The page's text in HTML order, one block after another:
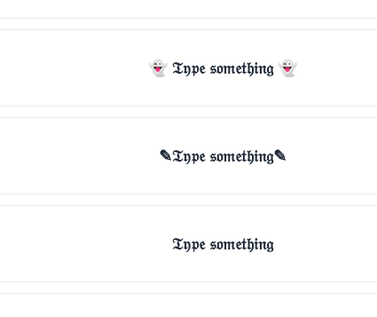
👻 𝔗𝔶𝔭𝔢 𝔰𝔬𝔪𝔢𝔱𝔥𝔦𝔫𝔤 👻
✎𝔗𝔶𝔭𝔢 𝔰𝔬𝔪𝔢𝔱𝔥𝔦𝔫𝔤✎
𝔗𝔶𝔭𝔢 𝔰𝔬𝔪𝔢𝔱𝔥𝔦𝔫𝔤